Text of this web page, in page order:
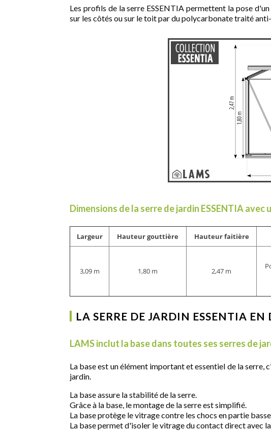
Les profils de la serre ESSENTIA permettent la pose
sur les côtés ou sur le toit par du polycarbonate traité
Dimensions de la serre de jardin ESSENTIA avec
Largeur Hauteur gouttière Hauteur faitière
3,09 m 1,80 m 2,47 m
LA SERRE DE JARDIN ESSENTIA EN
LAMS inclut la base dans toutes ses serres de
La base est un élément important et essentiel de la
jardin.
La base assure la stabilité de la serre.
Grâce à la base, le montage de la serre est simplifié.
La base protège le vitrage contre les chocs en partie
La base permet d'isoler le vitrage du contact direct avec